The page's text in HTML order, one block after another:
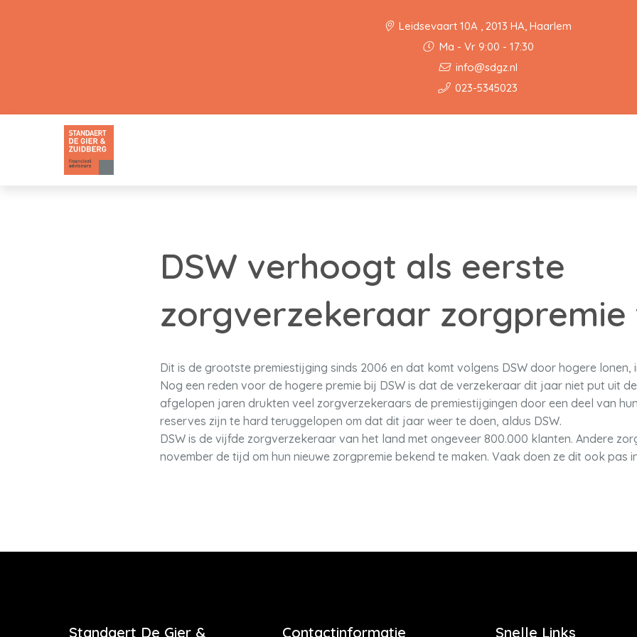
Leidsevaart 10A , 2013 HA, Haarlem
Ma - Vr 9:00 - 17:30
info@sdgz.nl
023-5345023
DSW verhoogt als eerste
zorgverzekeraar zorgpremie
Dit is de grootste premiestijging sinds 2006 en dat komt volgens DSW door hogere
Nog een reden voor de hogere premie bij DSW is dat de verzekeraar dit jaar niet put uit
afgelopen jaren drukten veel zorgverzekeraars de premiestijgingen door een deel van
reserves zijn te hard teruggelopen om dat dit jaar weer te doen, aldus DSW.
DSW is de vijfde zorgverzekeraar van het land met ongeveer 800.000 klanten. Andere
november de tijd om hun nieuwe zorgpremie bekend te maken. Vaak doen ze dit ook pas
Standaert De Gier & Contactinformatie Snelle Links